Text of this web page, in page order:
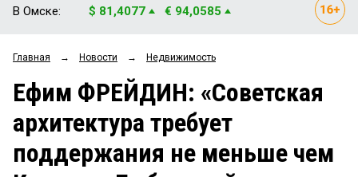
ОБЩЕСТВО
ЗАКОН
НОВОСТИ КОМПАНИЙ
Мнения
Рейтинги
Блоги
Архив
В Омске: $ 81,4077 € 94,0585
Главная → Новости → Недвижимость
Ефим ФРЕЙДИН: «Советская
архитектура требует
поддержания не меньше чем